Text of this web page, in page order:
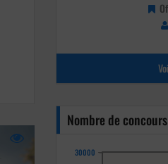
Nombre de
30000